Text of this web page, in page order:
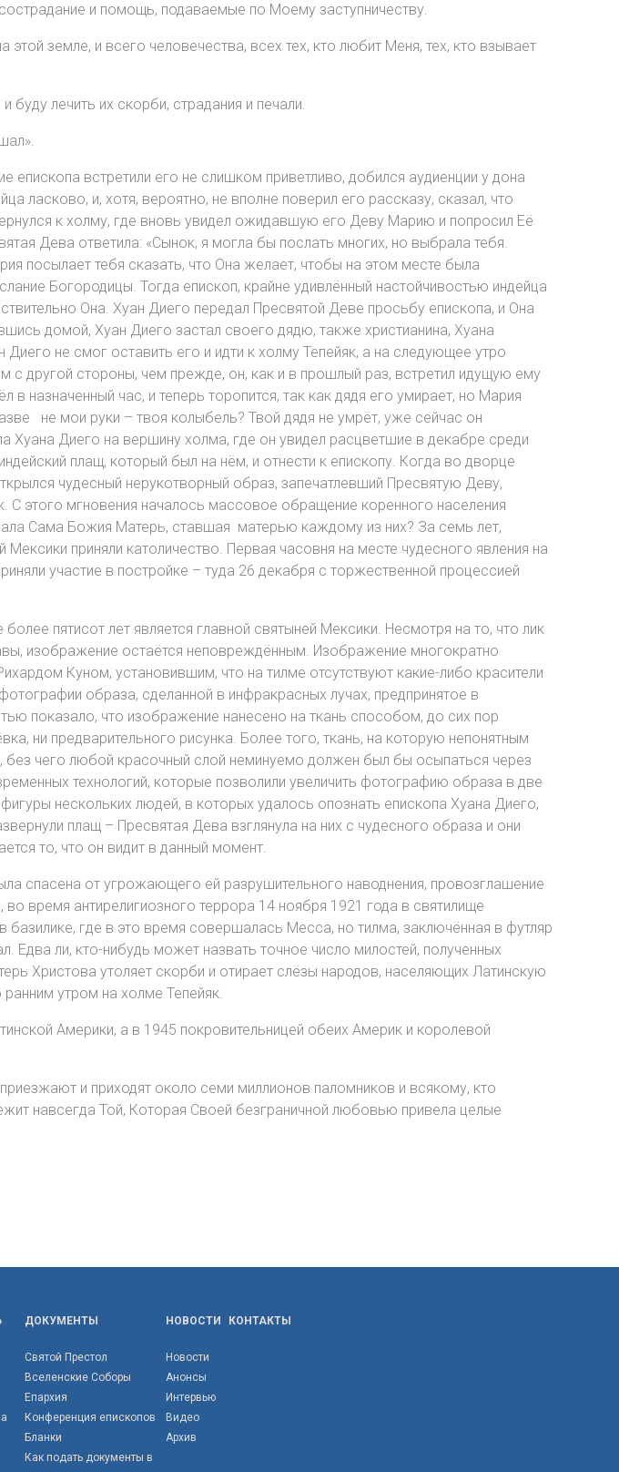
и помощь, подаваемые по Моему заступничеству.
земле, и всего человечества, всех тех, кто любит Меня, тех, кто взывает
лечить их скорби, страдания и печали.
встретили его не слишком приветливо, добился аудиенции у дона
ласково, и, хотя, вероятно, не вполне поверил его рассказу, сказал, что
к холму, где вновь увидел ожидавшую его Деву Марию и попросил Её
Дева ответила: «Сынок, я могла бы послать многих, но выбрала тебя.
посылает тебя сказать, что Она желает, чтобы на этом месте была
Богородицы. Тогда епископ, крайне удивлённый настойчивостью индейца
Она. Хуан Диего передал Пресвятой Деве просьбу епископа, и Она
домой, Хуан Диего застал своего дядю, также христианина, Хуана
не смог оставить его и идти к холму Тепейяк, а на следующее утро
другой стороны, чем прежде, он, как и в прошлый раз, встретил идущую ему
назначенный час, и теперь торопится, так как дядя его умирает, но Мария
не мои руки – твоя колыбель? Твой дядя не умрёт, уже сейчас он
Диего на вершину холма, где он увидел расцветшие в декабре среди
плащ, который был на нём, и отнести к епископу. Когда во дворце
чудесный нерукотворный образ, запечатлевший Пресвятую Деву,
этого мгновения началось массовое обращение коренного населения
Сама Божия Матерь, ставшая матерью каждому из них? За семь лет,
приняли католичество. Первая часовня на месте чудесного явления на
участие в постройке – туда 26 декабря с торжественной процессией
пятисот лет является главной святыней Мексики. Несмотря на то, что лик
изображение остаётся неповреждённым. Изображение многократно
Куном, установившим, что на тилме отсутствуют какие-либо красители
образа, сделанной в инфракрасных лучах, предпринятое в
показало, что изображение нанесено на ткань способом, до сих пор
ни предварительного рисунка. Более того, ткань, на которую непонятным
чего любой красочный слой неминуемо должен был бы осыпаться через
технологий, которые позволили увеличить фотографию образа в две
нескольких людей, в которых удалось опознать епископа Хуана Диего,
плащ – Пресвятая Дева взглянула на них с чудесного образа и они
то, что он видит в данный момент.
спасена от угрожающего ей разрушительного наводнения, провозглашение
время антирелигиозного террора 14 ноября 1921 года в святилище
где в это время совершалась Месса, но тилма, заключённая в футляр
Едва ли, кто-нибудь может назвать точное число милостей, полученных
Христова утоляет скорби и отирает слёзы народов, населяющих Латинскую
утром на холме Тепейяк.
Америки, а в 1945 покровительницей обеих Америк и королевой
и приходят около семи миллионов паломников и всякому, кто
навсегда Той, Которая Своей безграничной любовью привела целые
ДОКУМЕНТЫ
Святой Престол
Вселенские Соборы
Епархия
Конференция епископов
Бланки
Как подать документы в
НОВОСТИ
Новости
Анонсы
Интервью
Видео
Архив
КОНТАКТЫ